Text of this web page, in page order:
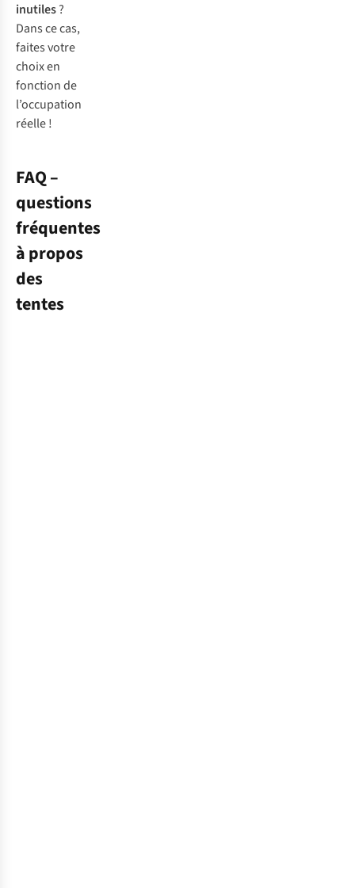
inutiles?
Dans ce cas,
faites votre
choix en
fonction de
l’occupation
réelle !
FAQ –
questions
fréquentes
à propos
des
tentes